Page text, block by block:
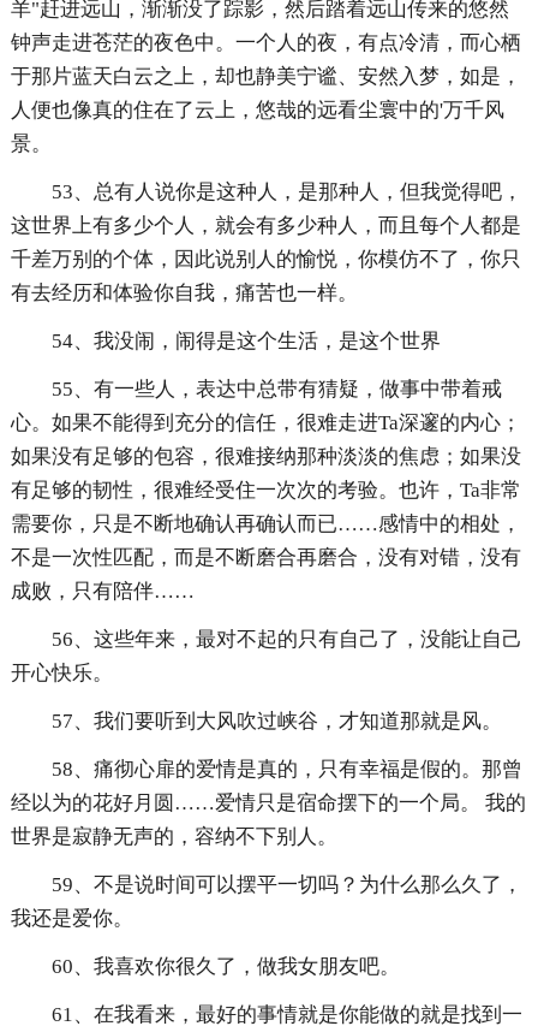
羊"赶进远山，渐渐没了踪影，然后踏着远山传来的悠然
钟声走进苍茫的夜色中。一个人的夜，有点冷清，而心栖
于那片蓝天白云之上，却也静美宁谧、安然入梦，如是，
人便也像真的住在了云上，悠哉的远看尘寰中的'万千风
景。
53、总有人说你是这种人，是那种人，但我觉得吧，
这世界上有多少个人，就会有多少种人，而且每个人都是
千差万别的个体，因此说别人的愉悦，你模仿不了，你只
有去经历和体验你自我，痛苦也一样。
54、我没闹，闹得是这个生活，是这个世界
55、有一些人，表达中总带有猜疑，做事中带着戒
心。如果不能得到充分的信任，很难走进Ta深邃的内心；
如果没有足够的包容，很难接纳那种淡淡的焦虑；如果没
有足够的韧性，很难经受住一次次的考验。也许，Ta非常
需要你，只是不断地确认再确认而已……感情中的相处，
不是一次性匹配，而是不断磨合再磨合，没有对错，没有
成败，只有陪伴……
56、这些年来，最对不起的只有自己了，没能让自己
开心快乐。
57、我们要听到大风吹过峡谷，才知道那就是风。
58、痛彻心扉的爱情是真的，只有幸福是假的。那曾
经以为的花好月圆……爱情只是宿命摆下的一个局。 我的
世界是寂静无声的，容纳不下别人。
59、不是说时间可以摆平一切吗？为什么那么久了，
我还是爱你。
60、我喜欢你很久了，做我女朋友吧。
61、在我看来，最好的事情就是你能做的就是找到一